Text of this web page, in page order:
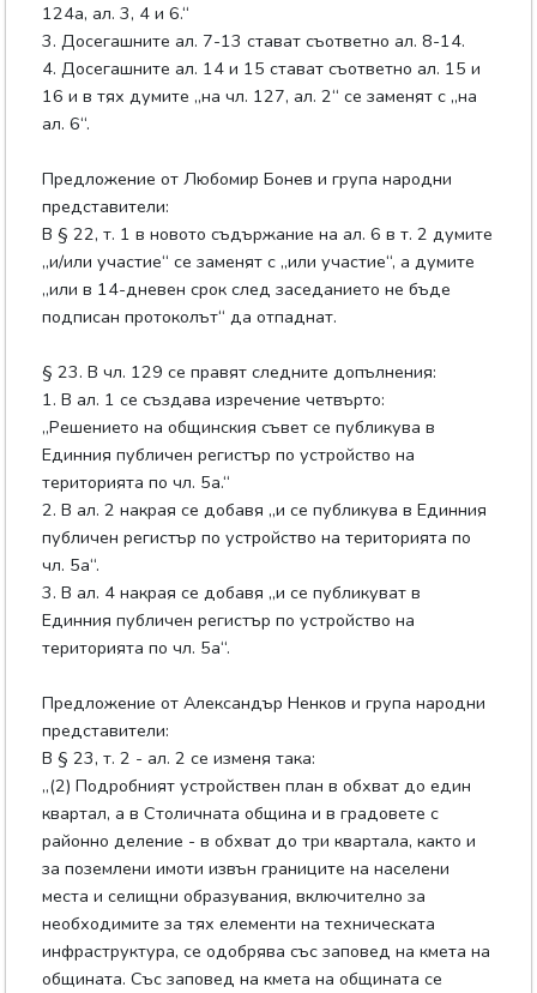
124а, ал. 3, 4 и 6.“
3. Досегашните ал. 7-13 стават съответно ал. 8-14.
4. Досегашните ал. 14 и 15 стават съответно ал. 15 и
16 и в тях думите „на чл. 127, ал. 2“ се заменят с „на
ал. 6“.
Предложение от Любомир Бонев и група народни
представители:
В § 22, т. 1 в новото съдържание на ал. 6 в т. 2 думите
„и/или участие“ се заменят с „или участие“, а думите
„или в 14-дневен срок след заседанието не бъде
подписан протоколът“ да отпаднат.
§ 23. В чл. 129 се правят следните допълнения:
1. В ал. 1 се създава изречение четвърто:
„Решението на общинския съвет се публикува в
Единния публичен регистър по устройство на
територията по чл. 5а.“
2. В ал. 2 накрая се добавя „и се публикува в Единния
публичен регистър по устройство на територията по
чл. 5а“.
3. В ал. 4 накрая се добавя „и се публикуват в
Единния публичен регистър по устройство на
територията по чл. 5а“.
Предложение от Александър Ненков и група народни
представители:
В § 23, т. 2 - ал. 2 се изменя така:
„(2) Подробният устройствен план в обхват до един
квартал, а в Столичната община и в градовете с
районно деление - в обхват до три квартала, както и
за поземлени имоти извън границите на населени
места и селищни образувания, включително за
необходимите за тях елементи на техническата
инфраструктура, се одобрява със заповед на кмета на
общината. Със заповед на кмета на общината се